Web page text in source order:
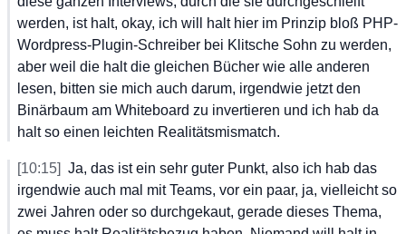
werden, ist halt, okay, ich will halt hier im Prinzip bloß PHP-
Wordpress-Plugin-Schreiber bei Klitsche Sohn zu werden,
aber weil die halt die gleichen Bücher wie alle anderen
lesen, bitten sie mich auch darum, irgendwie jetzt den
Binärbaum am Whiteboard zu invertieren und ich hab da
halt so einen leichten Realitätsmismatch.
[10:15] Ja, das ist ein sehr guter Punkt, also ich hab das
irgendwie auch mal mit Teams, vor ein paar, ja, vielleicht so
zwei Jahren oder so durchgekaut, gerade dieses Thema,